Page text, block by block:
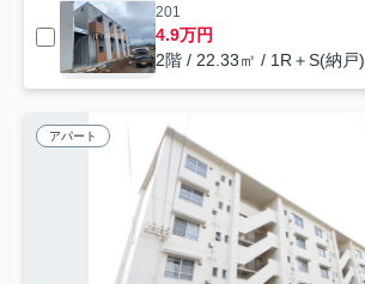
201
4.9万円
2階 / 22.33㎡ / 1R＋S(納戸)
アパート